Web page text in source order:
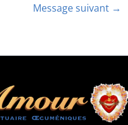
Message suivant →